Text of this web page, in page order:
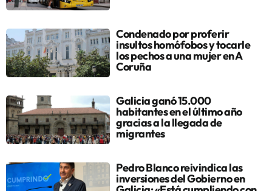
Condenado por proferir
insultos homófobos y tocarle
los pechos a una mujer en A
Coruña
Galicia ganó 15.000
habitantes en el último año
gracias a la llegada de
migrantes
Pedro Blanco reivindica las
inversiones del Gobierno en